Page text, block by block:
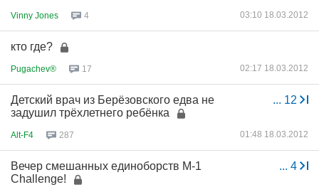
Vinny Jones 4 03:10 18.03.2012
кто где?
Pugachev® 17 02:17 18.03.2012
... 12
Детский врач из Берёзовского едва не
задушил трёхлетнего ребёнка
Alt-F4 287 01:48 18.03.2012
... 4
Вечер смешанных единоборств М-1
Challenge!